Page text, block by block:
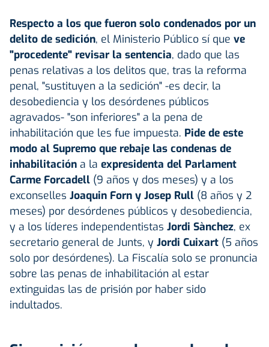
Respecto a los que fueron solo condenados por un
delito de sedición, el Ministerio Público sí que ve
"procedente" revisar la sentencia, dado que las
penas relativas a los delitos que, tras la reforma
penal, "sustituyen a la sedición" -es decir, la
desobediencia y los desórdenes públicos
agravados- "son inferiores" a la pena de
inhabilitación que les fue impuesta. Pide de este
modo al Supremo que rebaje las condenas de
inhabilitación a la expresidenta del Parlament
Carme Forcadell (9 años y dos meses) y a los
exconselles Joaquin Forn y Josep Rull (8 años y 2
meses) por desórdenes públicos y desobediencia,
y a los líderes independentistas Jordi Sànchez, ex
secretario general de Junts, y Jordi Cuixart (5 años
solo por desórdenes). La Fiscalía solo se pronuncia
sobre las penas de inhabilitación al estar
extinguidas las de prisión por haber sido
indultados.